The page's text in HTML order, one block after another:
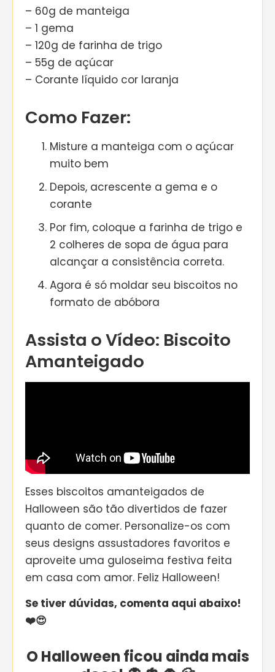
– 60g de manteiga
– 1 gema
– 120g de farinha de trigo
– 55g de açúcar
– Corante líquido cor laranja
Como Fazer:
Misture a manteiga com o açúcar
muito bem
Depois, acrescente a gema e o
corante
Por fim, coloque a farinha de trigo e
2 colheres de sopa de água para
alcançar a consistência correta.
Agora é só moldar seu biscoitos no
formato de abóbora
Assista o Vídeo: Biscoito
Amanteigado
Esses biscoitos amanteigados de
Halloween são tão divertidos de fazer
quanto de comer. Personalize-os com
seus designs assustadores favoritos e
aproveite uma guloseima festiva feita
em casa com amor. Feliz Halloween!
Se tiver dúvidas, comenta aqui abaixo!
❤️😍
O Halloween ficou ainda mais